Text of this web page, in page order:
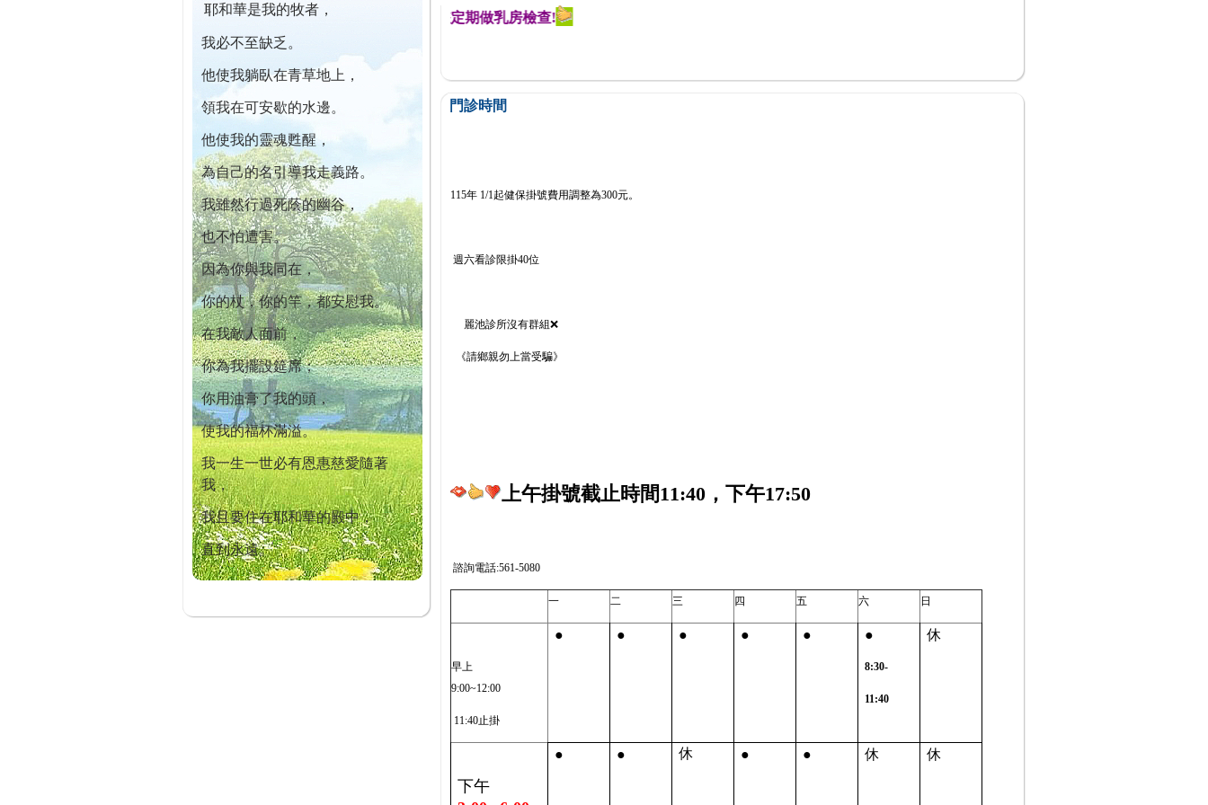
耶和華是我的牧者，
我必不至缺乏。
他使我躺臥在青草地上，
領我在可安歇的水邊。
他使我的靈魂甦醒，
為自己的名引導我走義路。
我雖然行過死蔭的幽谷，
也不怕遭害。
因為你與我同在，
你的杖，你的竿，都安慰我。
在我敵人面前，
你為我擺設筵席；
你用油膏了我的頭，
使我的福杯滿溢。
我一生一世必有恩惠慈愛隨著
我，
我且要住在耶和華的殿中，
直到永遠。
本院自開幕迄今已篩檢出1700位乳癌患者,提醒您定期做乳房檢查!
門診時間
115年 1/1起健保掛號費用調整為300元。
週六看診限掛40位
麗池診所沒有群組❌
《請鄉親勿上當受騙》
上午掛號截止時間11:40，下午17:50
諮詢電話:561-5080
一 二 三 四 五 六 日
早上
9:00~12:00
11:40止掛
● ● ● ● ● ●
8:30-
11:40
休
下午
● ● 休 ● ● 休 休